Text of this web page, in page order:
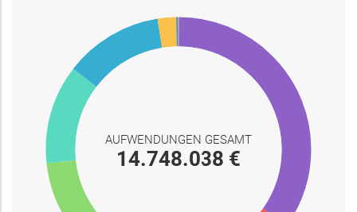
AUFWENDUNGEN GESAMT
14.748.038 €